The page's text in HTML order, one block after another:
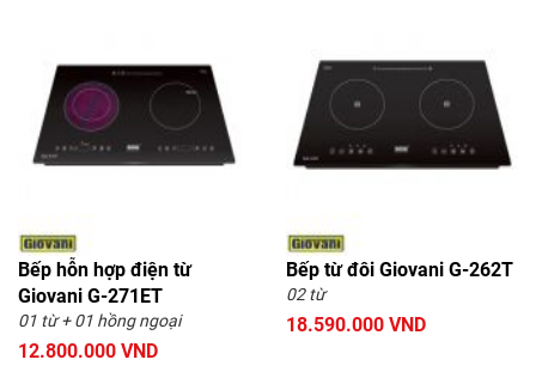
Bếp hỗn hợp điện từ
Giovani G-271ET
01 từ + 01 hồng ngoại
12.800.000 VND
Bếp từ đôi Giovani G-262T
02 từ
18.590.000 VND